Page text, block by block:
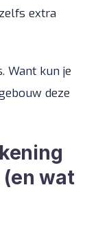
extra
Want kun je
deze
wat